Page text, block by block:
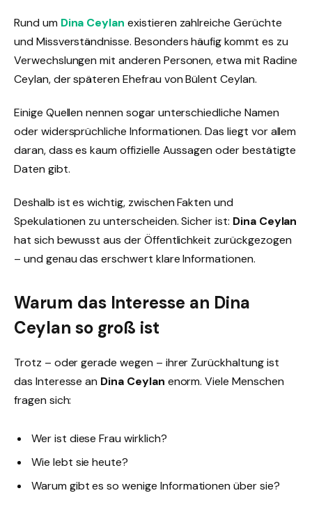
Rund um Dina Ceylan existieren zahlreiche Gerüchte
und Missverständnisse. Besonders häufig kommt es zu
Verwechslungen mit anderen Personen, etwa mit Radine
Ceylan, der späteren Ehefrau von Bülent Ceylan.
Einige Quellen nennen sogar unterschiedliche Namen
oder widersprüchliche Informationen. Das liegt vor allem
daran, dass es kaum offizielle Aussagen oder bestätigte
Daten gibt.
Deshalb ist es wichtig, zwischen Fakten und
Spekulationen zu unterscheiden. Sicher ist: Dina Ceylan
hat sich bewusst aus der Öffentlichkeit zurückgezogen
– und genau das erschwert klare Informationen.
Warum das Interesse an Dina
Ceylan so groß ist
Trotz – oder gerade wegen – ihrer Zurückhaltung ist
das Interesse an Dina Ceylan enorm. Viele Menschen
fragen sich:
Wer ist diese Frau wirklich?
Wie lebt sie heute?
Warum gibt es so wenige Informationen über sie?